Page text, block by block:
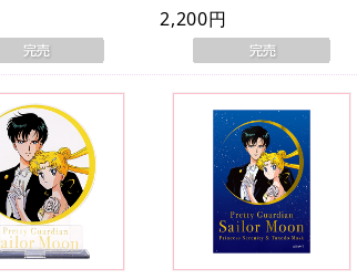
2,200円